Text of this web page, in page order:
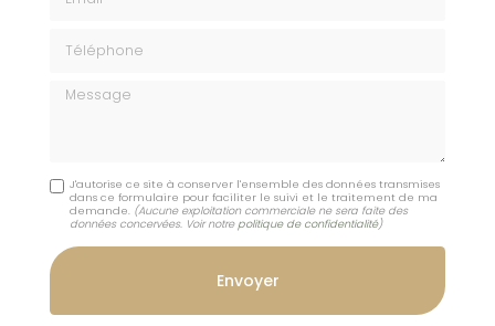
Message
J'autorise ce site à conserver l'ensemble des données transmises
dans ce formulaire pour faciliter le suivi et le traitement de ma
demande. (Aucune exploitation commerciale ne sera faite des
données concervées. Voir notre politique de confidentialité)